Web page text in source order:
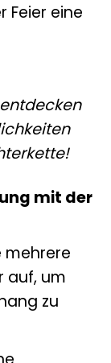
Feier eine
mit der
mehrere
auf, um
zu